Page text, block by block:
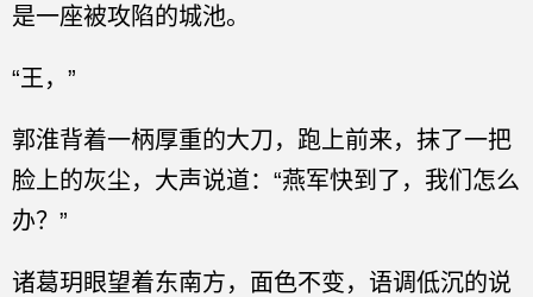
是一座被攻陷的城池。
“王，”
郭淮背着一柄厚重的大刀，跑上前来，抹了一把
脸上的灰尘，大声说道：“燕军快到了，我们怎么
办？”
诸葛玥眼望着东南方，面色不变，语调低沉的说